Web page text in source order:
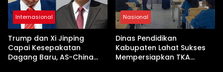
Internasional
Trump dan Xi Jinping
Capai Kesepakatan
Dagang Baru, AS-China
Nasional
Dinas Pendidikan
Kabupaten Lahat Sukses
Mempersiapkan TKA